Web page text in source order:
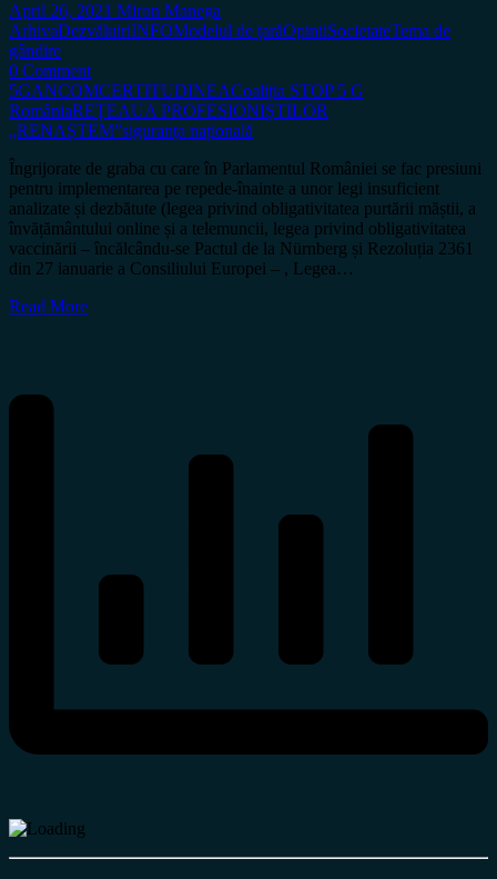
April 26, 2021 Miron Manega
ArhivaDezvăluiriINFOModelul de țarăOpiniiSocietateTema de
gândire
0 Comment
5GANCOMCERTITUDINEACoaliția STOP 5 G
RomâniaREȚEAUA PROFESIONIȘTILOR
„RENAȘTEM”siguranța națională
Îngrijorate de graba cu care în Parlamentul României se fac presiuni
pentru implementarea pe repede-înainte a unor legi insuficient
analizate și dezbătute (legea privind obligativitatea purtării măștii, a
învățământului online și a telemuncii, legea privind obligativitatea
vaccinării – încălcându-se Pactul de la Nürnberg și Rezoluția 2361
din 27 ianuarie a Consiliului Europei – , Legea…
Read More